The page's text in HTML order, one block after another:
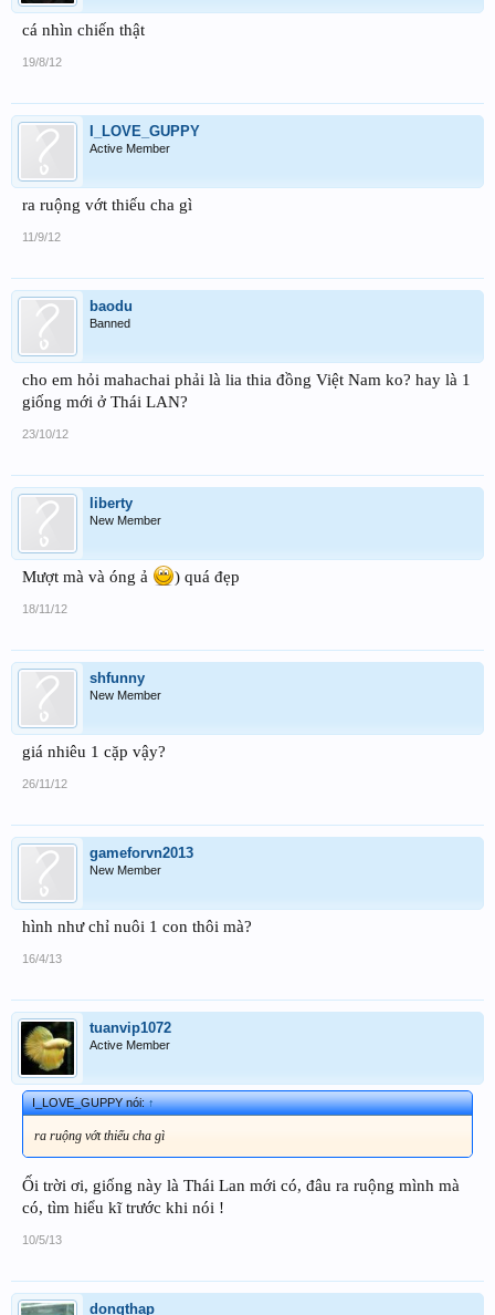
cá nhìn chiến thật
19/8/12
I_LOVE_GUPPY
Active Member
ra ruộng vớt thiếu cha gì
11/9/12
baodu
Banned
cho em hỏi mahachai phải là lia thia đồng Việt Nam ko? hay là 1
giống mới ở Thái LAN?
23/10/12
liberty
New Member
Mượt mà và óng ả ) quá đẹp
18/11/12
shfunny
New Member
giá nhiêu 1 cặp vậy?
26/11/12
gameforvn2013
New Member
hình như chỉ nuôi 1 con thôi mà?
16/4/13
tuanvip1072
Active Member
I_LOVE_GUPPY nói:↑
ra ruộng vớt thiếu cha gì
Ối trời ơi, giống này là Thái Lan mới có, đâu ra ruộng mình mà
có, tìm hiểu kĩ trước khi nói !
10/5/13
dongthap